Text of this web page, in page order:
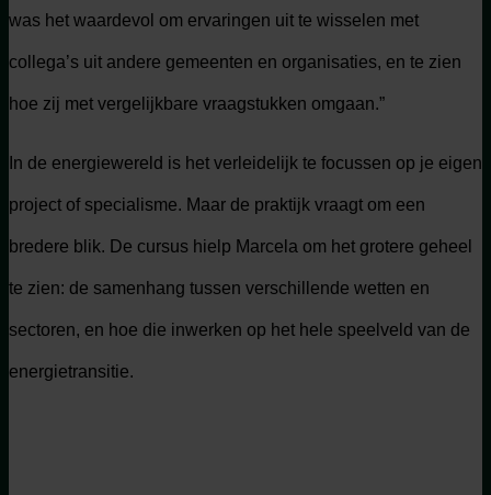
was het waardevol om ervaringen uit te wisselen met
collega’s uit andere gemeenten en organisaties, en te zien
hoe zij met vergelijkbare vraagstukken omgaan.”
In de energiewereld is het verleidelijk te focussen op je eigen
project of specialisme. Maar de praktijk vraagt om een
bredere blik. De cursus hielp Marcela om het grotere geheel
te zien: de samenhang tussen verschillende wetten en
sectoren, en hoe die inwerken op het hele speelveld van de
energietransitie.